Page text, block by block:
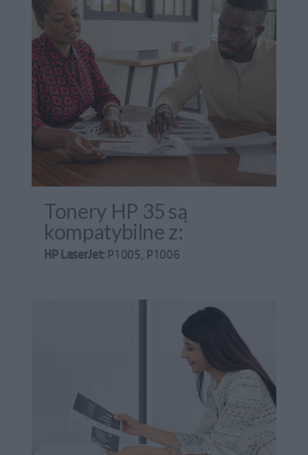
Tonery HP są integralną częścią procesu drukowania w
drukarkach laserowych. Oryginalne tonery HP oferują
wysoką jakość wydruków, trwałość oraz zgodność z
konkretnymi modelami drukarek, co jest kluczowe dla
uzyskania optymalnych wyników drukowania.
Tonery HP 35 są
kompatybilne z:
HP LaserJet: P1005, P1006